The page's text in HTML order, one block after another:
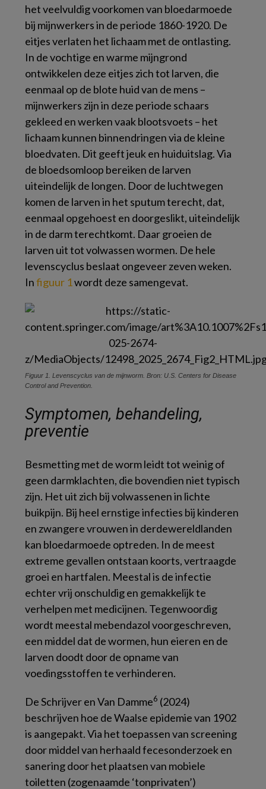
het veelvuldig voorkomen van bloedarmoede
bij mijnwerkers in de periode 1860-1920. De
eitjes verlaten het lichaam met de ontlasting.
In de vochtige en warme mijngrond
ontwikkelen deze eitjes zich tot larven, die
eenmaal op de blote huid van de mens –
mijnwerkers zijn in deze periode schaars
gekleed en werken vaak blootsvoets – het
lichaam kunnen binnendringen via de kleine
bloedvaten. Dit geeft jeuk en huiduitslag. Via
de bloedsomloop bereiken de larven
uiteindelijk de longen. Door de luchtwegen
komen de larven in het sputum terecht, dat,
eenmaal opgehoest en doorgeslikt, uiteindelijk
in de darm terechtkomt. Daar groeien de
larven uit tot volwassen wormen. De hele
levenscyclus beslaat ongeveer zeven weken.
Infiguur 1wordt deze samengevat.
Figuur 1. Levenscyclus van de mijnworm. Bron: U.S. Centers for Disease
Control and Prevention.
Symptomen, behandeling,
preventie
Besmetting met de worm leidt tot weinig of
geen darmklachten, die bovendien niet typisch
zijn. Het uit zich bij volwassenen in lichte
buikpijn. Bij heel ernstige infecties bij kinderen
en zwangere vrouwen in derdewereldlanden
kan bloedarmoede optreden. In de meest
extreme gevallen ontstaan koorts, vertraagde
groei en hartfalen. Meestal is de infectie
echter vrij onschuldig en gemakkelijk te
verhelpen met medicijnen. Tegenwoordig
wordt meestal mebendazol voorgeschreven,
een middel dat de wormen, hun eieren en de
larven doodt door de opname van
voedingsstoffen te verhinderen.
De Schrijver en Van Damme6 (2024)
beschrijven hoe de Waalse epidemie van 1902
is aangepakt. Via het toepassen van screening
door middel van herhaald fecesonderzoek en
sanering door het plaatsen van mobiele
toiletten (zogenaamde ‘tonprivaten’)